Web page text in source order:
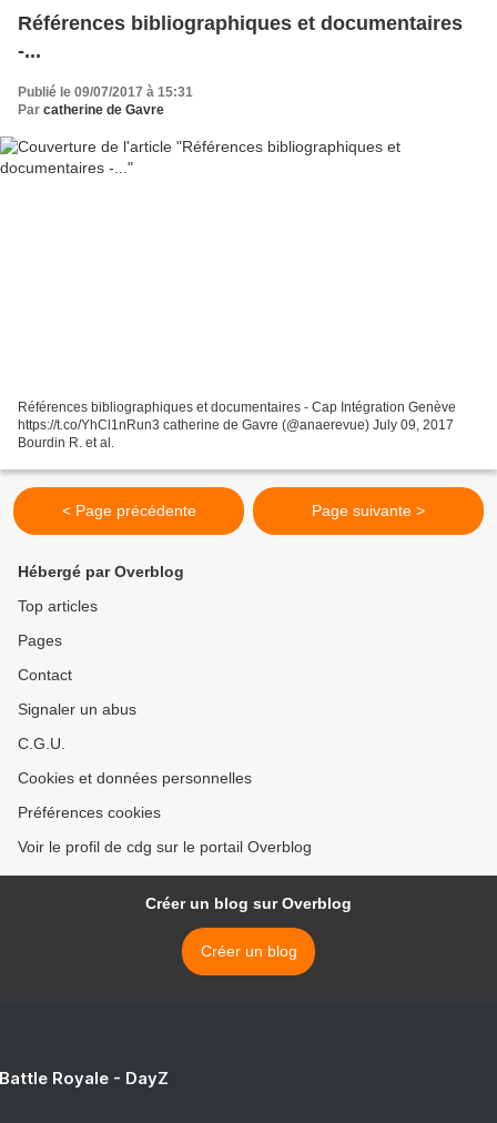
Références bibliographiques et documentaires
-...
Publié le 09/07/2017 à 15:31
Par catherine de Gavre
Références bibliographiques et documentaires - Cap Intégration Genève
https://t.co/YhCl1nRun3 catherine de Gavre (@anaerevue) July 09, 2017
Bourdin R. et al.
< Page précédente Page suivante >
Hébergé par Overblog
Top articles
Pages
Contact
Signaler un abus
C.G.U.
Cookies et données personnelles
Préférences cookies
Voir le profil de cdg sur le portail Overblog
Créer un blog sur Overblog
Créer un blog
Royale - DayZ